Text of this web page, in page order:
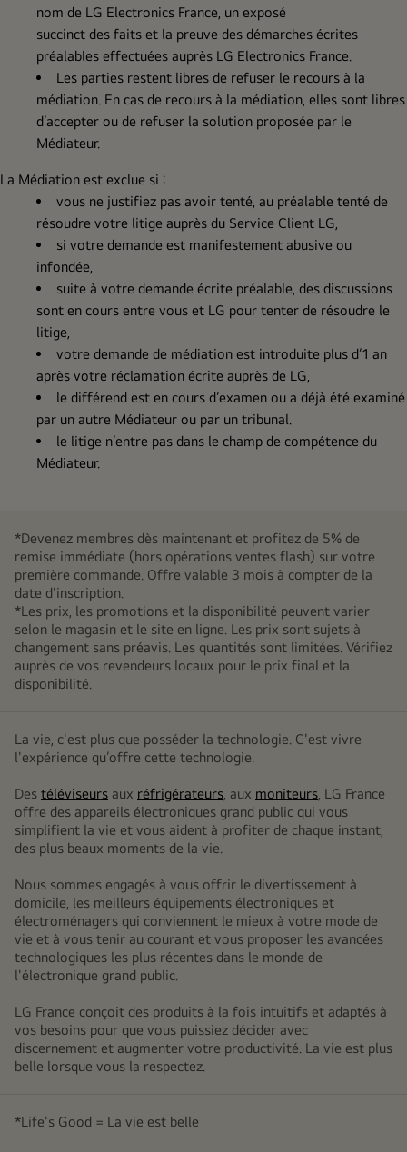
nom de LG Electronics France, un exposé
succinct des faits et la preuve des démarches écrites
préalables effectuées auprès LG Electronics France.
Les parties restent libres de refuser le recours à la
médiation. En cas de recours à la médiation, elles sont libres
d’accepter ou de refuser la solution proposée par le
Médiateur.
La Médiation est exclue si :
vous ne justifiez pas avoir tenté, au préalable tenté de
résoudre votre litige auprès du Service Client LG,
si votre demande est manifestement abusive ou
infondée,
suite à votre demande écrite préalable, des discussions
sont en cours entre vous et LG pour tenter de résoudre le
litige,
votre demande de médiation est introduite plus d’1 an
après votre réclamation écrite auprès de LG,
le différend est en cours d’examen ou a déjà été examiné
par un autre Médiateur ou par un tribunal.
le litige n’entre pas dans le champ de compétence du
Médiateur.
*Devenez membres dès maintenant et profitez de 5% de
remise immédiate (hors opérations ventes flash) sur votre
première commande. Offre valable 3 mois à compter de la
date d'inscription.
*Les prix, les promotions et la disponibilité peuvent varier
selon le magasin et le site en ligne. Les prix sont sujets à
changement sans préavis. Les quantités sont limitées. Vérifiez
auprès de vos revendeurs locaux pour le prix final et la
disponibilité.
La vie, c'est plus que posséder la technologie. C'est vivre
l'expérience qu’offre cette technologie.
Des téléviseurs aux réfrigérateurs, aux moniteurs, LG France
offre des appareils électroniques grand public qui vous
simplifient la vie et vous aident à profiter de chaque instant,
des plus beaux moments de la vie.
Nous sommes engagés à vous offrir le divertissement à
domicile, les meilleurs équipements électroniques et
électroménagers qui conviennent le mieux à votre mode de
vie et à vous tenir au courant et vous proposer les avancées
technologiques les plus récentes dans le monde de
l'électronique grand public.
LG France conçoit des produits à la fois intuitifs et adaptés à
vos besoins pour que vous puissiez décider avec
discernement et augmenter votre productivité. La vie est plus
belle lorsque vous la respectez.
*Life's Good = La vie est belle